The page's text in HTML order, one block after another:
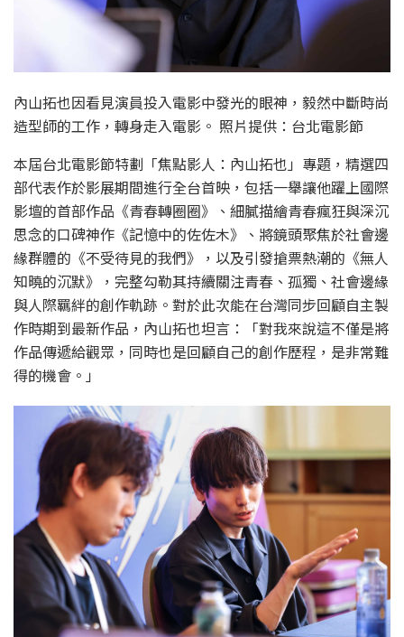
內山拓也因看見演員投入電影中發光的眼神，毅然中斷時尚
造型師的工作，轉身走入電影。 照片提供：台北電影節
本屆台北電影節特劃「焦點影人：內山拓也」專題，精選四
部代表作於影展期間進行全台首映，包括一舉讓他躍上國際
影壇的首部作品《青春轉圈圈》、細膩描繪青春瘋狂與深沉
思念的口碑神作《記憶中的佐佐木》、將鏡頭聚焦於社會邊
緣群體的《不受待見的我們》，以及引發搶票熱潮的《無人
知曉的沉默》，完整勾勒其持續關注青春、孤獨、社會邊緣
與人際羈絆的創作軌跡。對於此次能在台灣同步回顧自主製
作時期到最新作品，內山拓也坦言：「對我來說這不僅是將
作品傳遞給觀眾，同時也是回顧自己的創作歷程，是非常難
得的機會。」